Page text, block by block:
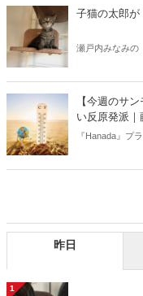
信じるか信じな
子猫の太郎が
瀬戸内みなみの
【今週のサ
い反原発派｜
『Hanada』プ
昨日
1